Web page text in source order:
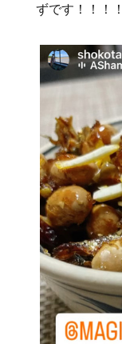
ずです！！！